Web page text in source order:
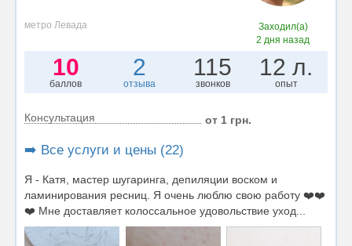
метро Левада
Заходил(а)
2 дня назад
10
баллов
2
отзыва
115
звонков
12 л.
опыт
Консультация от 1 грн.
➡️ Все услуги и цены (22)
Я - Катя, мастер шугаринга, депиляции воском и
ламинирования ресниц. Я очень люблю свою работу ❤️❤️
❤️ Мне доставляет колоссальное удовольствие уход...